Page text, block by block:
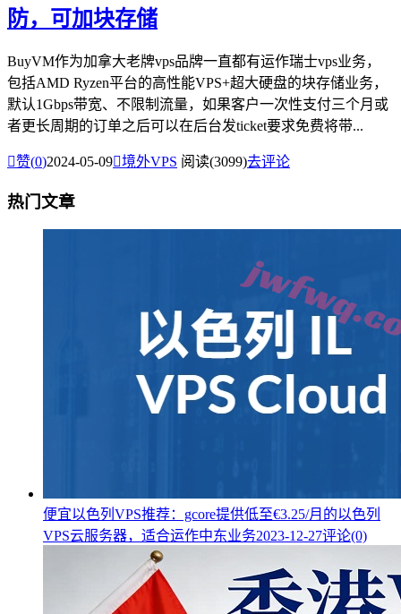
防，可加块存储
BuyVM作为加拿大老牌vps品牌一直都有运作瑞士vps业务，
包括AMD Ryzen平台的高性能VPS+超大硬盘的块存储业务，
默认1Gbps带宽、不限制流量，如果客户一次性支付三个月或
者更长周期的订单之后可以在后台发ticket要求免费将带...
赞(0)2024-05-09境外VPS 阅读(3099)去评论
热门文章
便宜以色列VPS推荐：gcore提供低至€3.25/月的以色列
VPS云服务器，适合运作中东业务2023-12-27评论(0)